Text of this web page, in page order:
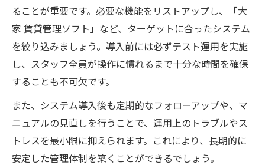
ることが重要です。必要な機能をリストアップし、「大
家 賃貸管理ソフト」など、ターゲットに合ったシステム
を絞り込みましょう。導入前には必ずテスト運用を実施
し、スタッフ全員が操作に慣れるまで十分な時間を確保
することも不可欠です。
また、システム導入後も定期的なフォローアップや、マ
ニュアルの見直しを行うことで、運用上のトラブルやス
トレスを最小限に抑えられます。これにより、長期的に
安定した管理体制を築くことができるでしょう。